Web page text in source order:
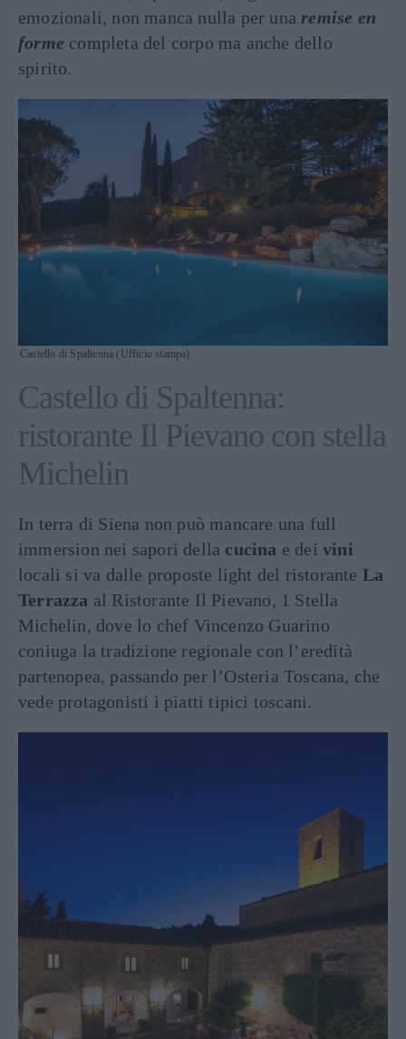
emozionali, non manca nulla per unaremise en
forme completa del corpo ma anche dello
spirito.
Castello di Spaltenna (Ufficio stampa)
Castello di Spaltenna:
ristorante Il Pievano con stella
Michelin
In terra di Siena non può mancare una full
immersion nei sapori della cucina e deivini
locali si va dalle proposte light del ristorante La
Terrazza al Ristorante Il Pievano, 1 Stella
Michelin, dove lo chef Vincenzo Guarino
coniuga la tradizione regionale con l’eredità
partenopea, passando per l’Osteria Toscana, che
vede protagonisti i piatti tipici toscani.